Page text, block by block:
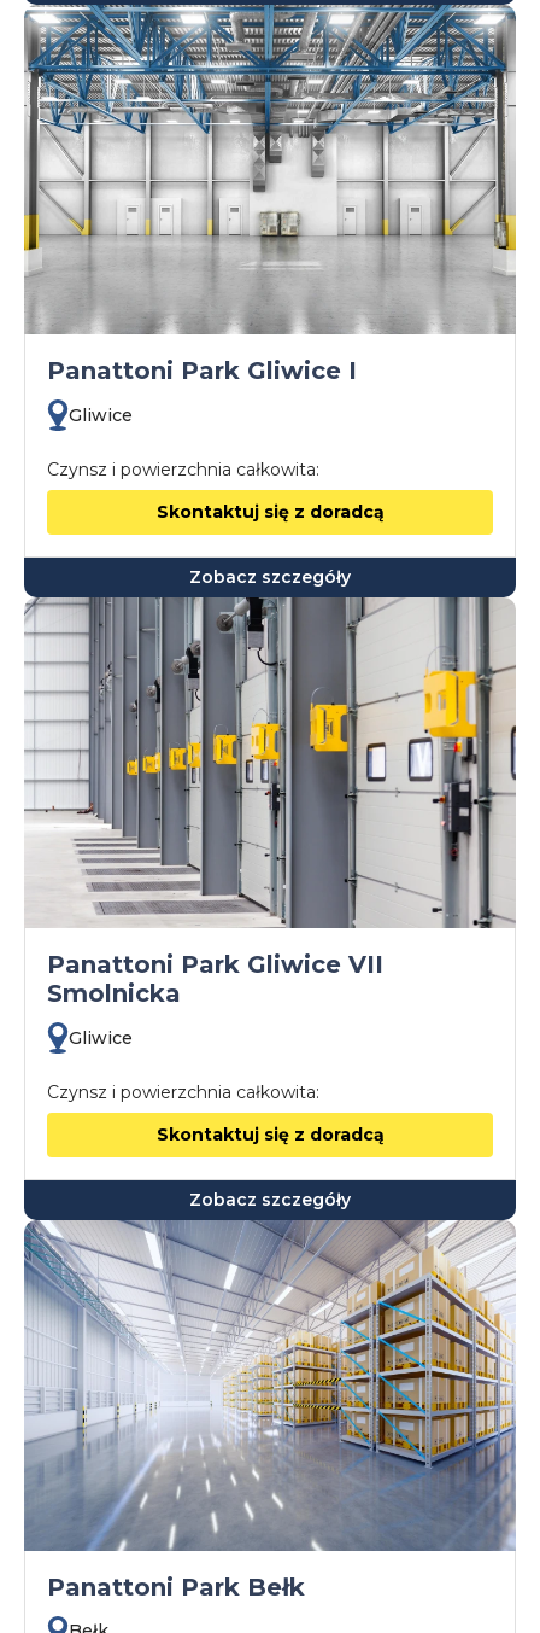
Panattoni Park Gliwice I
Gliwice
Czynsz i powierzchnia całkowita:
Skontaktuj się z doradcą
Zobacz szczegóły
Panattoni Park Gliwice VII
Smolnicka
Gliwice
Czynsz i powierzchnia całkowita:
Skontaktuj się z doradcą
Zobacz szczegóły
Panattoni Park Bełk